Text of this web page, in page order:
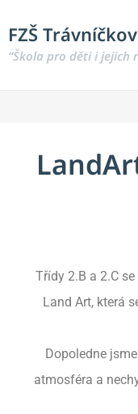
FZŠ
“Škola pro děti i jejich
Třídy 2.B a 2.C
Land Art, která
Dopoledne
atmosféra a